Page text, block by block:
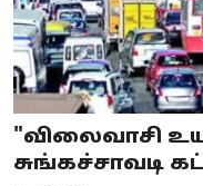
"விலைவாசி
சுங்கச்சாவடி